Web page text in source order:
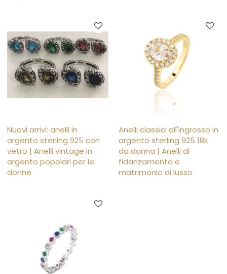
Nuovi arrivi: anelli in
argento sterling 925 con
vetro | Anelli vintage in
argento popolari per le
donne
Anelli classici all'ingrosso in
argento sterling 925 18k
da donna | Anelli di
fidanzamento e
matrimonio di lusso